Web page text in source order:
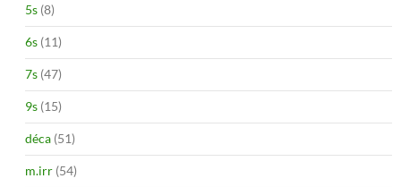
5s (8)
6s (11)
7s (47)
9s (15)
déca (51)
m.irr (54)